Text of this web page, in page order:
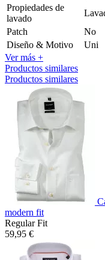
Propiedades de
lavado
Patch
No
Diseño & Motivo
Uni
Ver más +
Productos similares
Productos similares
modern fit
Regular Fit
59,95 €